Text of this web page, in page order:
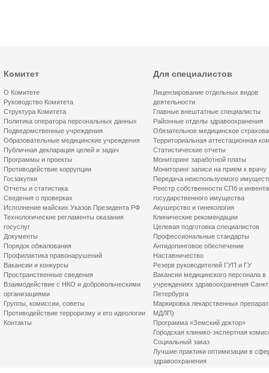
Комитет
О Комитете
Руководство Комитета
Структура Комитета
Политика оператора персональных данных
Подведомственные учреждения
Образовательные медицинские учреждения
Публичная декларация целей и задач
Программы и проекты
Противодействие коррупции
Госзакупки
Отчеты и статистика
Сведения о проверках
Исполнение майских Указов Президента РФ
Технологические регламенты оказания
госуслуг
Документы
Порядок обжалования
Профилактика правонарушений
Вакансии и конкурсы
Пространственные сведения
Взаимодействие с НКО и добровольческими
организациями
Группы, комиссии, советы
Противодействие терроризму и его идеологии
Контакты
Для специалистов
Лицензирование отдельных видов
деятельности
Главные внештатные специалисты
Районные отделы здравоохранения
Обязательное медицинское
Территориальная аттестационная
Статистические отчеты
Мониторинг заработной платы
Мониторинг записи на прием к врачу
Передача неиспользуемого
Реестр собственности СПб и
государственного имущества
Акушерство и гинекология
Клинические рекомендации
Целевая подготовка специалистов
Профессиональные стандарты
Антидопинговое обеспечение
Наставничество
Резерв руководителей ГУП и ГУ
Вакансии медицинского персонала в
учреждениях здравоохранения
Петербурга
Маркировка лекарственных
МДЛП)
Программа «Земский доктор»
Городская клинико-экспертная
Социальный заказ
Лучшие практики оптимизации в
здравоохранения